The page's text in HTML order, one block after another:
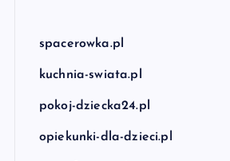
spacerowka.pl
kuchnia-swiata.pl
pokoj-dziecka24.pl
opiekunki-dla-dzieci.pl